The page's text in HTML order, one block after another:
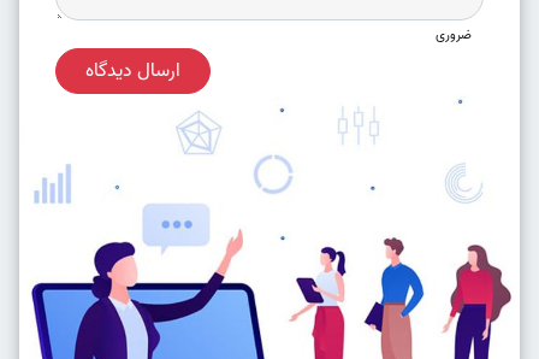
ضروری
ارسال دیدگاه